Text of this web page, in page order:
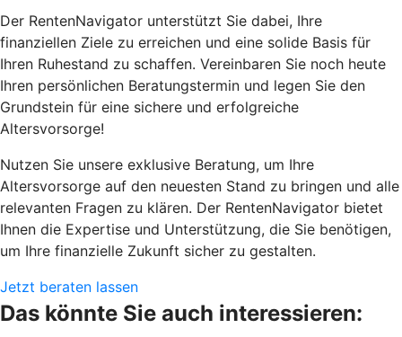
Der RentenNavigator unterstützt Sie dabei, Ihre
finanziellen Ziele zu erreichen und eine solide Basis für
Ihren Ruhestand zu schaffen. Vereinbaren Sie noch heute
Ihren persönlichen Beratungstermin und legen Sie den
Grundstein für eine sichere und erfolgreiche
Altersvorsorge!
Nutzen Sie unsere exklusive Beratung, um Ihre
Altersvorsorge auf den neuesten Stand zu bringen und alle
relevanten Fragen zu klären. Der RentenNavigator bietet
Ihnen die Expertise und Unterstützung, die Sie benötigen,
um Ihre finanzielle Zukunft sicher zu gestalten.
Jetzt beraten lassen
Das könnte Sie auch interessieren: